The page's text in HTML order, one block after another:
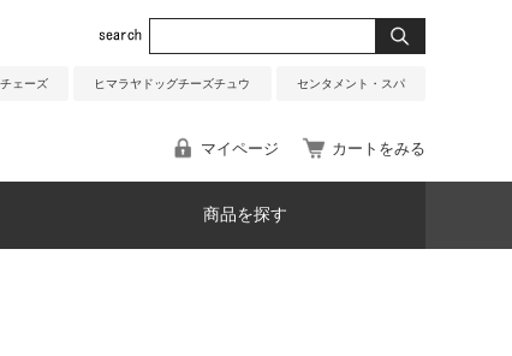
ェーズ ヒマラヤドッグチーズチュウ センタメント・スパ
マイページ カートをみる
商品を探す